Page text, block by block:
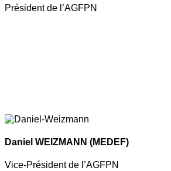
Président de l’AGFPN
Daniel WEIZMANN (MEDEF)
Vice-Président de l’AGFPN